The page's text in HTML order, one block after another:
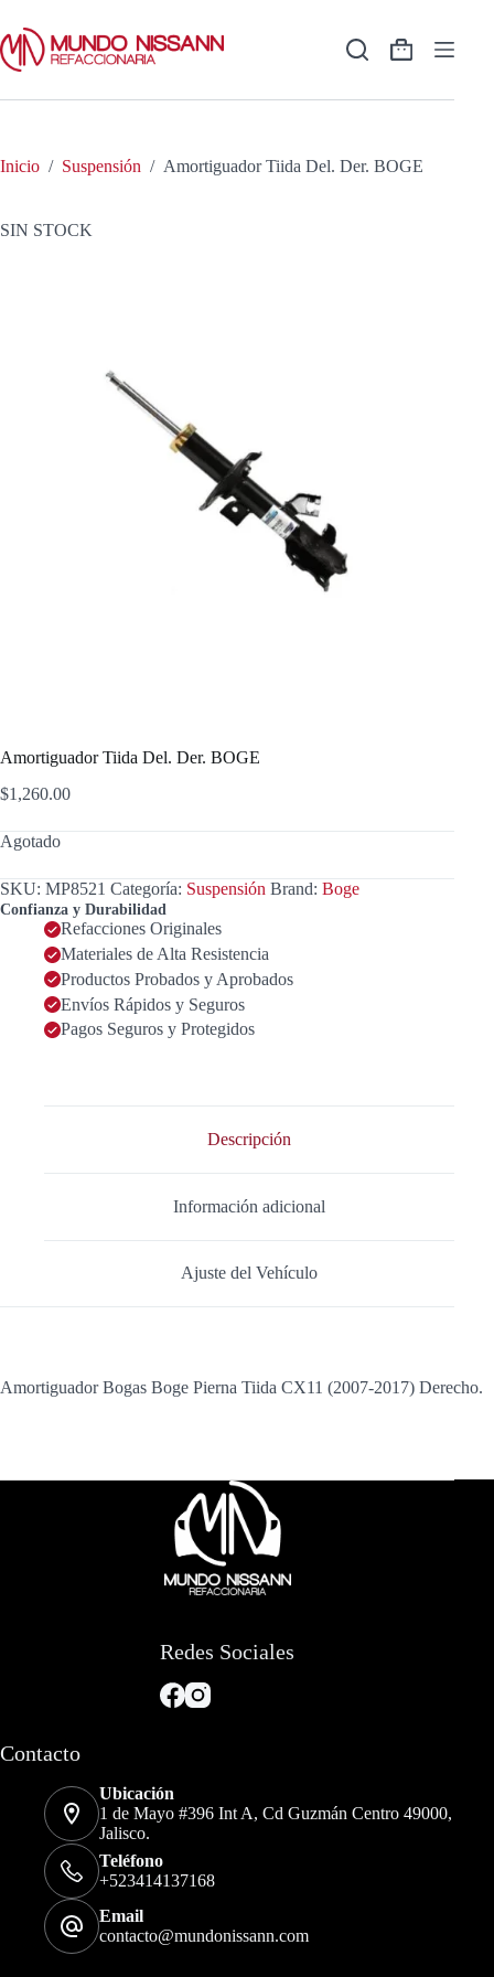
contenido
Shopping
Inicio / Suspensión / Amortiguador Tiida Del. Der. BOGE
SIN STOCK
Amortiguador Tiida Del. Der. BOGE
$1,260.00
Agotado
SKU: MP8521 Categoría: Suspensión Brand: Boge
Confianza y Durabilidad
Refacciones Originales
Materiales de Alta Resistencia
Productos Probados y Aprobados
Envíos Rápidos y Seguros
Pagos Seguros y Protegidos
Descripción
Información adicional
Ajuste del Vehículo
Amortiguador Bogas Boge Pierna Tiida CX11 (2007-2017) Derecho.
Redes Sociales
Contacto
Ubicación
1 de Mayo #396 Int A, Cd Guzmán Centro 49000,
Jalisco.
Teléfono
+523414137168
Email
contacto@mundonissann.com